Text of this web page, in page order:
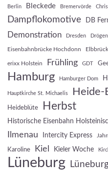
Berlin Bleckede Bremervörde
Dampflokomotive DB
Demonstration Dresden
Eisenbahnbrücke Hochdonn
erixx Holstein Frühling GDT
Hamburg Hamburger Dom
Hauptkirche St. Michaelis Heide-
Heideblüte Herbst
Historische Eisenbahn
Ilmenau Intercity Express
Karoline Kiel Kieler Woche
Lüneburg